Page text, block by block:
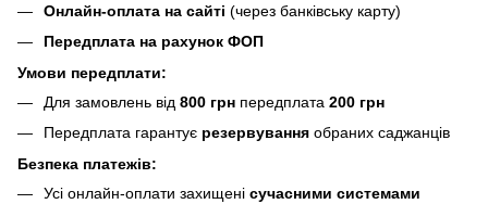
Онлайн-оплата на сайті (через банківську карту)
Передплата на рахунок ФОП
Умови передплати:
Для замовлень від 800 грн передплата 200 грн
Передплата гарантує резервування обраних саджанців
Безпека платежів:
Усі онлайн-оплати захищені сучасними системами